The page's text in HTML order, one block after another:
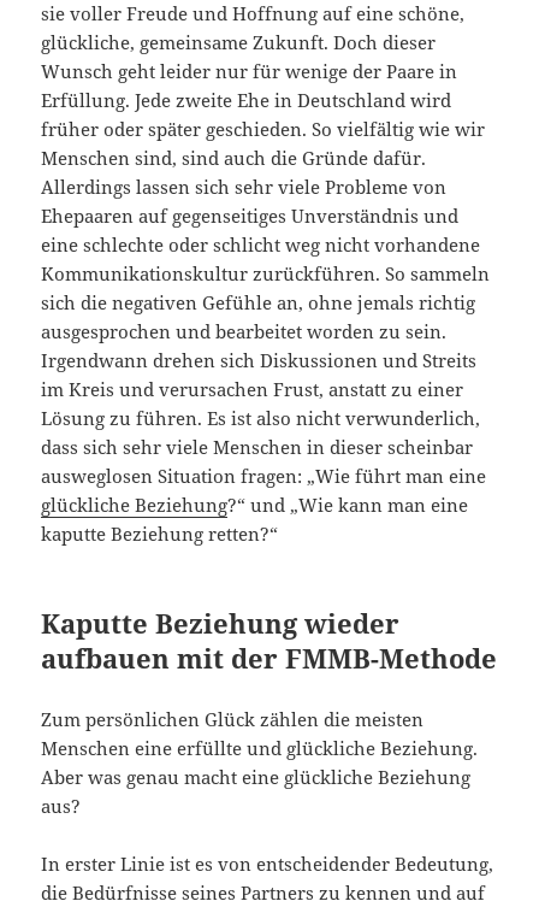
sie voller Freude und Hoffnung auf eine schöne,
glückliche, gemeinsame Zukunft. Doch dieser
Wunsch geht leider nur für wenige der Paare in
Erfüllung. Jede zweite Ehe in Deutschland wird
früher oder später geschieden. So vielfältig wie wir
Menschen sind, sind auch die Gründe dafür.
Allerdings lassen sich sehr viele Probleme von
Ehepaaren auf gegenseitiges Unverständnis und
eine schlechte oder schlicht weg nicht vorhandene
Kommunikationskultur zurückführen. So sammeln
sich die negativen Gefühle an, ohne jemals richtig
ausgesprochen und bearbeitet worden zu sein.
Irgendwann drehen sich Diskussionen und Streits
im Kreis und verursachen Frust, anstatt zu einer
Lösung zu führen. Es ist also nicht verwunderlich,
dass sich sehr viele Menschen in dieser scheinbar
ausweglosen Situation fragen: „Wie führt man eine
glückliche Beziehung?“ und „Wie kann man eine
kaputte Beziehung retten?“
Kaputte Beziehung wieder
aufbauen mit der FMMB-Methode
Zum persönlichen Glück zählen die meisten
Menschen eine erfüllte und glückliche Beziehung.
Aber was genau macht eine glückliche Beziehung
aus?
In erster Linie ist es von entscheidender Bedeutung,
die Bedürfnisse seines Partners zu kennen und auf